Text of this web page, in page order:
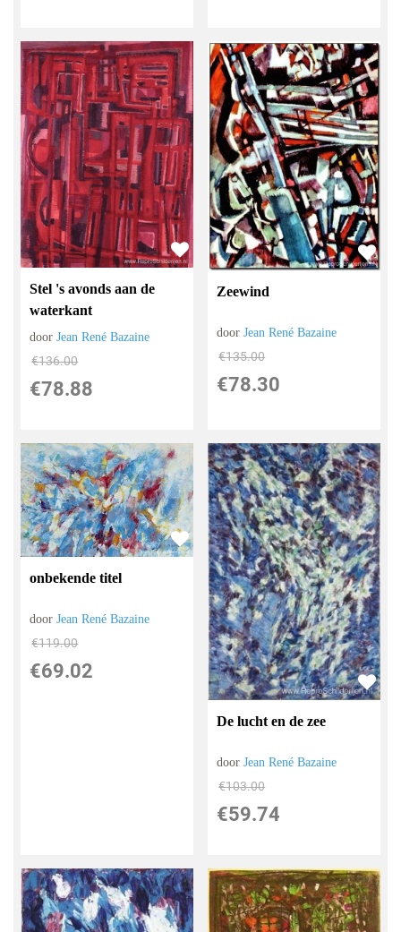
Stel 's avonds aan de
waterkant
doorJean René Bazaine
€136.00
€78.88
Zeewind
doorJean René Bazaine
€135.00
€78.30
onbekende titel
doorJean René Bazaine
€119.00
€69.02
De lucht en de zee
doorJean René Bazaine
€103.00
€59.74